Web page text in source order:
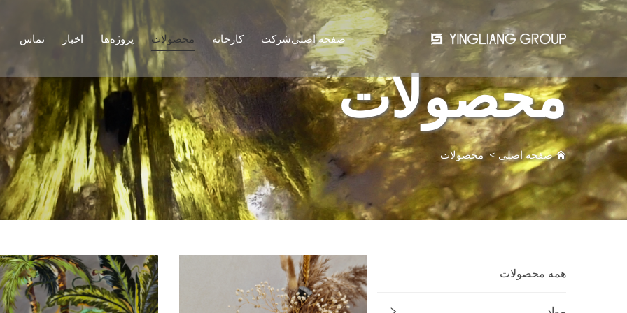
صفحه اصلیشرکت کارخانه محصولات پروژه‌ها اخبار تماس
محصولات
صفحه اصلی>محصولات
همه محصولات